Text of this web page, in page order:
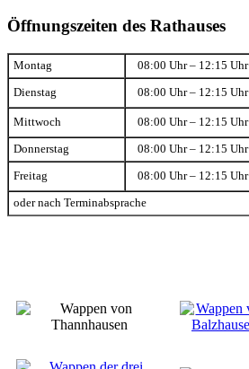
Öffnungszeiten des Rathauses
Montag 08:00 Uhr – 12:15 Uhr
Dienstag 08:00 Uhr – 12:15 Uhr
Mittwoch 08:00 Uhr – 12:15 Uhr
Donnerstag 08:00 Uhr – 12:15 Uhr
Freitag 08:00 Uhr – 12:15 Uhr
oder nach Terminabsprache